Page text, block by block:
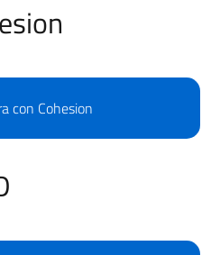
con Cohesion